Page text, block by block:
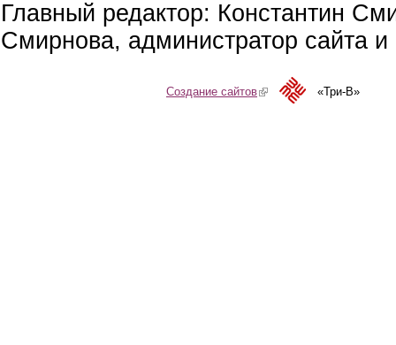
Главный редактор: Константин
Смирнова, администратор сайта
Создание сайтов(link is external)«Три-В»